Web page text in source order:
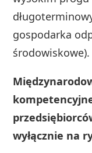
gospodarka
środowiskowe).
wyłącznie na